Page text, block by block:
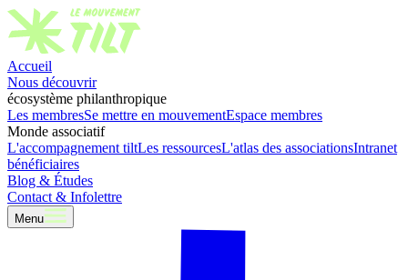
Accueil
Nous découvrir
écosystème philanthropique
Les membresSe mettre en mouvementEspace membres
Monde associatif
L'accompagnement tiltLes ressourcesL'atlas des associationsIntranet
bénéficiaires
Blog & Études
Contact & Infolettre
Menu